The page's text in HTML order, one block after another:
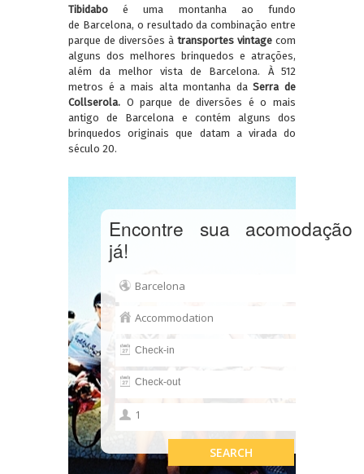
Tibidaboé uma montanha ao fundo
de Barcelona, o resultado da combinação entre
parque de diversões à transportes vintage com
alguns dos melhores brinquedos e atrações,
além da melhor vista de Barcelona. À 512
metros é a mais alta montanha daSerra de
Collserola. O parque de diversões é o mais
antigo de Barcelona e contém alguns dos
brinquedos originais que datam a virada do
século 20.
Encontre sua acomodação
já!